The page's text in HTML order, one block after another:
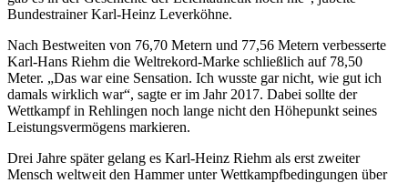
Bundestrainer Karl-Heinz Leverköhne.
Nach Bestweiten von 76,70 Metern und 77,56 Metern verbesserte
Karl-Hans Riehm die Weltrekord-Marke schließlich auf 78,50
Meter. „Das war eine Sensation. Ich wusste gar nicht, wie gut ich
damals wirklich war“, sagte er im Jahr 2017. Dabei sollte der
Wettkampf in Rehlingen noch lange nicht den Höhepunkt seines
Leistungsvermögens markieren.
Drei Jahre später gelang es Karl-Heinz Riehm als erst zweiter
Mensch weltweit den Hammer unter Wettkampfbedingungen über